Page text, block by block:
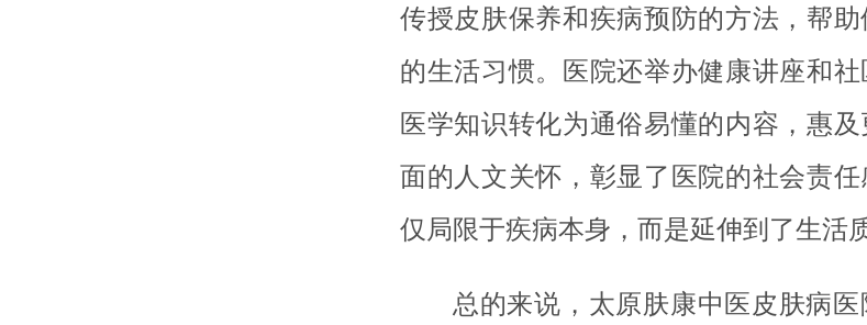
传授皮肤保养和疾病预防的方法，帮
的生活习惯。医院还举办健康讲座和
医学知识转化为通俗易懂的内容，惠
面的人文关怀，彰显了医院的社会责
仅局限于疾病本身，而是延伸到了生活
总的来说，太原肤康中医皮肤病